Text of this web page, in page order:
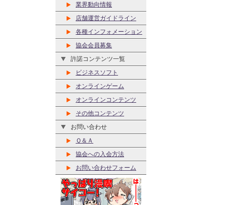
業界動向情報
店舗運営ガイドライン
各種インフォメーション
協会会員募集
許諾コンテンツ一覧
ビジネスソフト
オンラインゲーム
オンラインコンテンツ
その他コンテンツ
お問い合わせ
Ｑ＆Ａ
協会への入会方法
お問い合わせフォーム